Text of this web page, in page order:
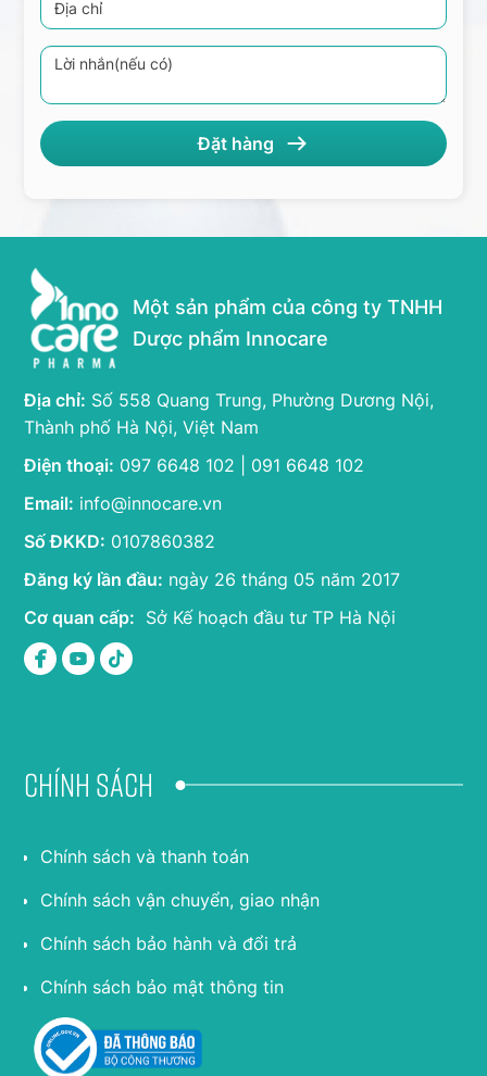
Một sản phẩm của công ty TNHH
Dược phẩm Innocare
Địa chỉ: Số 558 Quang Trung, Phường Dương Nội,
Thành phố Hà Nội, Việt Nam
Điện thoại: 097 6648 102 | 091 6648 102
Email: info@innocare.vn
Số ĐKKD: 0107860382
Đăng ký lần đầu: ngày 26 tháng 05 năm 2017
Cơ quan cấp: Sở Kế hoạch đầu tư TP Hà Nội
Chính sách
Chính sách và thanh toán
Chính sách vận chuyển, giao nhận
Chính sách bảo hành và đổi trả
Chính sách bảo mật thông tin